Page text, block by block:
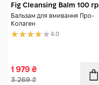
Fig Cleansing Balm 100 гр
Бальзам для вмивання Про-
Колаген
4.0
1 979 ₴
3 269₴